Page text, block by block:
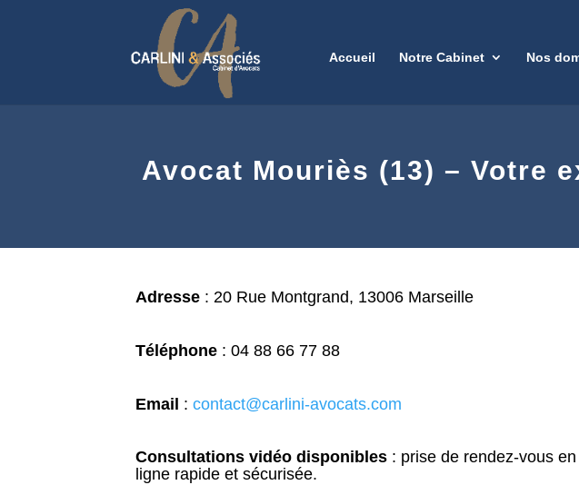
Accueil Notre Cabinet Nos
Avocat Mouriès (13) – Votre
Adresse :20 Rue Montgrand, 13006 Marseille
Téléphone :04 88 66 77 88
Email :contact@carlini-avocats.com
Consultations vidéo disponibles : prise de rendez-vous en
ligne rapide et sécurisée.